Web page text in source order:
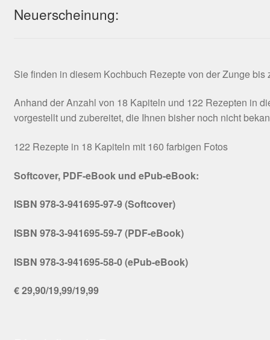
Neuerscheinung:
Sie finden in diesem Kochbuch Rezepte von der Zunge
Anhand der Anzahl von 18 Kapiteln und 122 Rezepten in
vorgestellt und zubereitet, die Ihnen bisher noch nicht
122 Rezepte in 18 Kapiteln mit 160 farbigen Fotos
Softcover, PDF-eBook und ePub-eBook:
ISBN 978-3-941695-97-9 (Softcover)
ISBN 978-3-941695-59-7 (PDF-eBook)
ISBN 978-3-941695-58-0 (ePub-eBook)
€ 29,90/19,99/19,99